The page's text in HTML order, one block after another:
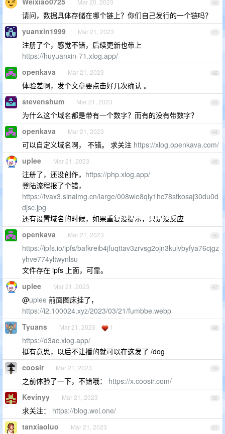
40
请问，数据具体存储在哪个链上？你们自己发行的一个链吗？
41
yuanxin1999 Mar 21, 2023
注册了个，感觉不错，后续更新也带上
https://huyuanxin-71.xlog.app/
42
openkava Mar 21, 2023
体验差啊，发个文章要点击好几次确认 。
43
stevenshum Mar 21, 2023
为什么这个域名都是带有一个数字？而有的没有带数字？
44
openkava Mar 21, 2023
可以自定义域名啊， 不错。 求关注 https://xlog.openkava.com/
45
uplee Mar 21, 2023
注册了，还没创作， https://php.xlog.app/
登陆流程报了个错，
https://tvax3.sinaimg.cn/large/008wle8qly1hc78sfkosaj30du0d
djsc.jpg
还有设置域名的时候，如果重复没提示，只是没反应
46
openkava Mar 21, 2023
https://ipfs.io/ipfs/bafkreib4jfuqttav3zrvsg2ojn3kulvbyfya76cjgz
yhve774yltwynlsu
文件存在 ipfs 上面，可靠。
47
uplee Mar 21, 2023
@uplee 前面图床挂了，
https://i2.100024.xyz/2023/03/21/fumbbe.webp
48
Tyuans Mar 21, 2023 1
https://d3ac.xlog.app/
挺有意思，以后不让播的就可以在这发了 /dog
49
coosir Mar 21, 2023
之前体验了一下，不错哦： https://x.coosir.com/
50
Kevinyy Mar 21, 2023
求关注： https://blog.wel.one/
51
tanxiaoluo Mar 21, 2023